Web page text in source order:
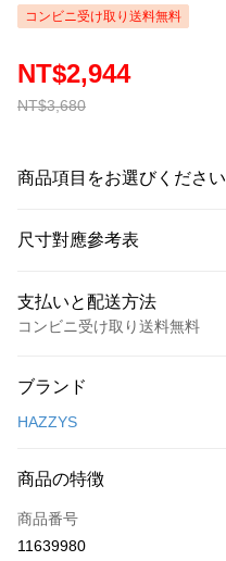
コンビニ受け取り送料無料
NT$3,680
NT$2,944
商品項目をお選びください
尺寸對應參考表
支払いと配送方法
コンビニ受け取り送料無料
クレジットカード1回払い
LINE Pay
Apple Pay
ブランド
HAZZYS
商品の特徴
商品番号
11639980